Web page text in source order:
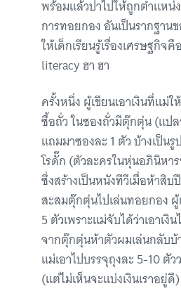
พร้อมแล้วปาไปให้ถูกตำแหน่
การทอยกอง อันเป็นรากฐาน
ให้เด็กเรียนรู้เรื่องเศรษฐกิจ
literacy ฮา ฮา
ครั้งหนึ่ง ผู้เขียนเอาเงินที่แม่ใ
ซื้อถั่ว ในซองถั่วมีตุ๊กตุ่น (แป
แถมมาซองละ 1 ตัว บ้างเป็นรู
โรดั๊ก (ตัวละครในหุ่นอภินิหา
ซึ่งสร้างเป็นหนังทีวีเมื่อห้าสิบ
สะสมตุ๊กตุ่นไปเล่นทอยกอง
5 ตัวเพราะแม่จับได้ว่าเอาเงิ
จากตุ๊กตุ่นห้าตัวผมเล่นกลับบ้
แม่เอาไปบรรจุถุงละ 5-10 ตั
(แต่ไม่เห็นจะแบ่งเงินเราอยู่ดี)